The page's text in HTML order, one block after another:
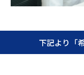
下記より「